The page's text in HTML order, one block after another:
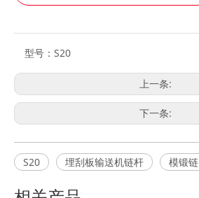
型号： S20
上一条:
下一条:
S20 埋刮板输送机链杆 模锻链